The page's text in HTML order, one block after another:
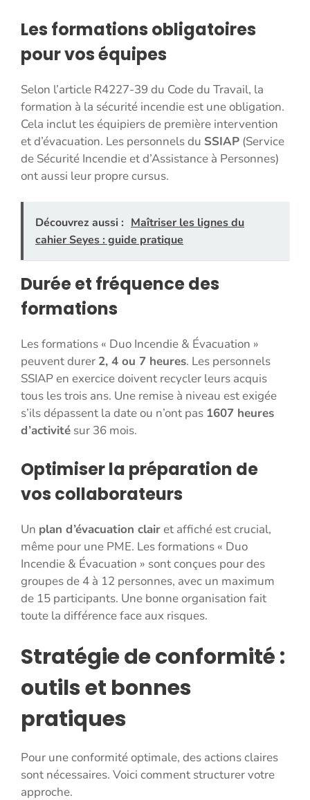
Les formations obligatoires
pour vos équipes
Selon l’article R4227-39 du Code du Travail, la
formation à la sécurité incendie est une obligation.
Cela inclut les équipiers de première intervention
et d’évacuation. Les personnels du SSIAP (Service
de Sécurité Incendie et d’Assistance à Personnes)
ont aussi leur propre cursus.
Découvrez aussi : Maîtriser les lignes du
cahier Seyes : guide pratique
Durée et fréquence des
formations
Les formations « Duo Incendie & Évacuation »
peuvent durer 2, 4 ou 7 heures. Les personnels
SSIAP en exercice doivent recycler leurs acquis
tous les trois ans. Une remise à niveau est exigée
s’ils dépassent la date ou n’ont pas 1607 heures
d’activité sur 36 mois.
Optimiser la préparation de
vos collaborateurs
Un plan d’évacuation clairet affiché est crucial,
même pour une PME. Les formations « Duo
Incendie & Évacuation » sont conçues pour des
groupes de 4 à 12 personnes, avec un maximum
de 15 participants. Une bonne organisation fait
toute la différence face aux risques.
Stratégie de conformité :
outils et bonnes
pratiques
Pour une conformité optimale, des actions claires
sont nécessaires. Voici comment structurer votre
approche.